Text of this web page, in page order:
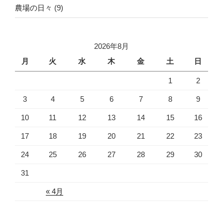
農場の日々 (9)
2026年8月
月
火 水 木 金 土 日
« 4月
1 2
3 4 5 6 7 8 9
10 11 12 13 14 15 16
17 18 19 20 21 22 23
24 25 26 27 28 29 30
31